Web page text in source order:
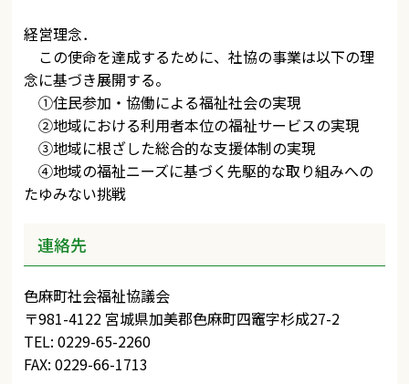
経営理念．
この使命を達成するために、社協の事業は以下の理
念に基づき展開する。
①住民参加・協働による福祉社会の実現
②地域における利用者本位の福祉サービスの実現
③地域に根ざした総合的な支援体制の実現
④地域の福祉ニーズに基づく先駆的な取り組みへの
たゆみない挑戦
連絡先
色麻町社会福祉協議会
〒981-4122 宮城県加美郡色麻町四竈字杉成27-2
TEL: 0229-65-2260
FAX: 0229-66-1713